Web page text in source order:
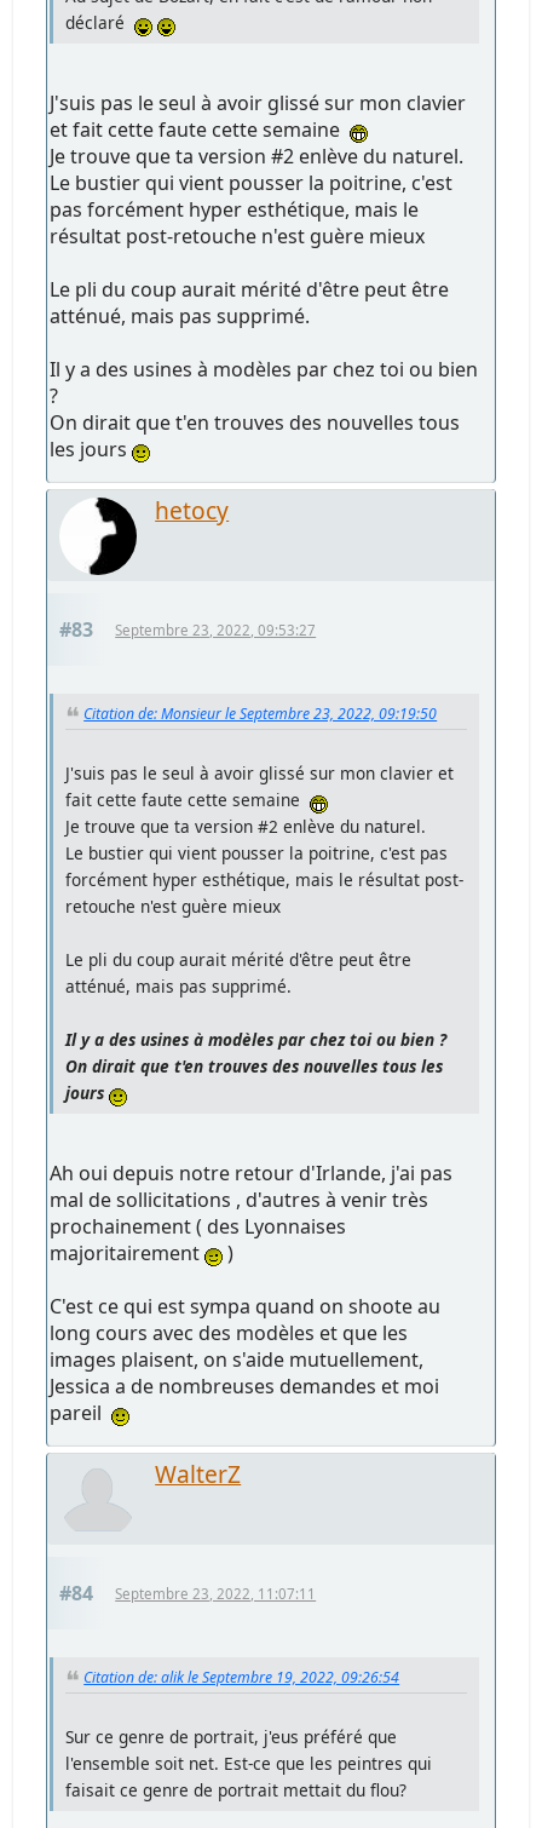
déclaré
J'suis pas le seul à avoir glissé sur mon clavier
et fait cette faute cette semaine
Je trouve que ta version #2 enlève du naturel.
Le bustier qui vient pousser la poitrine, c'est
pas forcément hyper esthétique, mais le
résultat post-retouche n'est guère mieux
Le pli du coup aurait mérité d'être peut être
atténué, mais pas supprimé.
Il y a des usines à modèles par chez toi ou bien
?
On dirait que t'en trouves des nouvelles tous
les jours
hetocy
#83 Septembre 23, 2022, 09:53:27
Citation de: Monsieur le Septembre 23, 2022, 09:19:50
J'suis pas le seul à avoir glissé sur mon clavier et
fait cette faute cette semaine
Je trouve que ta version #2 enlève du naturel.
Le bustier qui vient pousser la poitrine, c'est pas
forcément hyper esthétique, mais le résultat post-
retouche n'est guère mieux
Le pli du coup aurait mérité d'être peut être
atténué, mais pas supprimé.
Il y a des usines à modèles par chez toi ou bien ?
On dirait que t'en trouves des nouvelles tous les
jours
Ah oui depuis notre retour d'Irlande, j'ai pas
mal de sollicitations , d'autres à venir très
prochainement ( des Lyonnaises
majoritairement
)
C'est ce qui est sympa quand on shoote au
long cours avec des modèles et que les
images plaisent, on s'aide mutuellement,
Jessica a de nombreuses demandes et moi
pareil
WalterZ
#84 Septembre 23, 2022, 11:07:11
Citation de: alik le Septembre 19, 2022, 09:26:54
Sur ce genre de portrait, j'eus préféré que
l'ensemble soit net. Est-ce que les peintres qui
faisait ce genre de portrait mettait du flou?